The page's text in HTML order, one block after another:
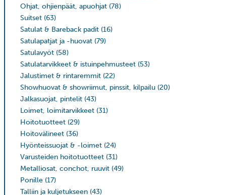
Ohjat, ohjienpäät, apuohjat (78)
Suitset (63)
Satulat & Bareback padit (16)
Satulapatjat ja -huovat (79)
Satulavyöt (58)
Satulatarvikkeet & istuinpehmusteet (53)
Jalustimet & rintaremmit (22)
Showhuovat & showriimut, pinssit, kilpailu (20)
Jalkasuojat, pintelit (43)
Loimet, loimitarvikkeet (31)
Hoitotuotteet (29)
Hoitovälineet (36)
Hyönteissuojat & -loimet (24)
Varusteiden hoitotuotteet (31)
Metalliosat, conchot, ruuvit (49)
Ponille (17)
Talliin ja kuljetukseen (43)